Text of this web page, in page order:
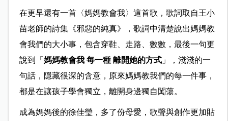
在更早還有一首〈媽媽教會我〉這首歌，歌詞取自王小
苗老師的詩集《邪惡的純真》，歌詞中清楚說出媽媽教
會我們的大小事，包含穿鞋、走路、數數，最後一句更
說到「 媽媽教會我 每一種 離開她的方式」，淺淺的一
句話，隱藏很深的含意，原來媽媽教我們的每一件事，
都是在讓孩子學會獨立，離開身邊獨自闖蕩。
成為媽媽後的徐佳瑩，多了份母愛，歌聲與創作更加貼